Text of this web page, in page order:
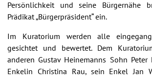
Persönlichkeit und seine Bürgernähe
Prädikat „Bürgerpräsident“ ein.
Im Kuratorium werden alle
gesichtet und bewertet. Dem
anderen Gustav Heinemanns Sohn Peter
Enkelin Christina Rau, sein Enkel Jan